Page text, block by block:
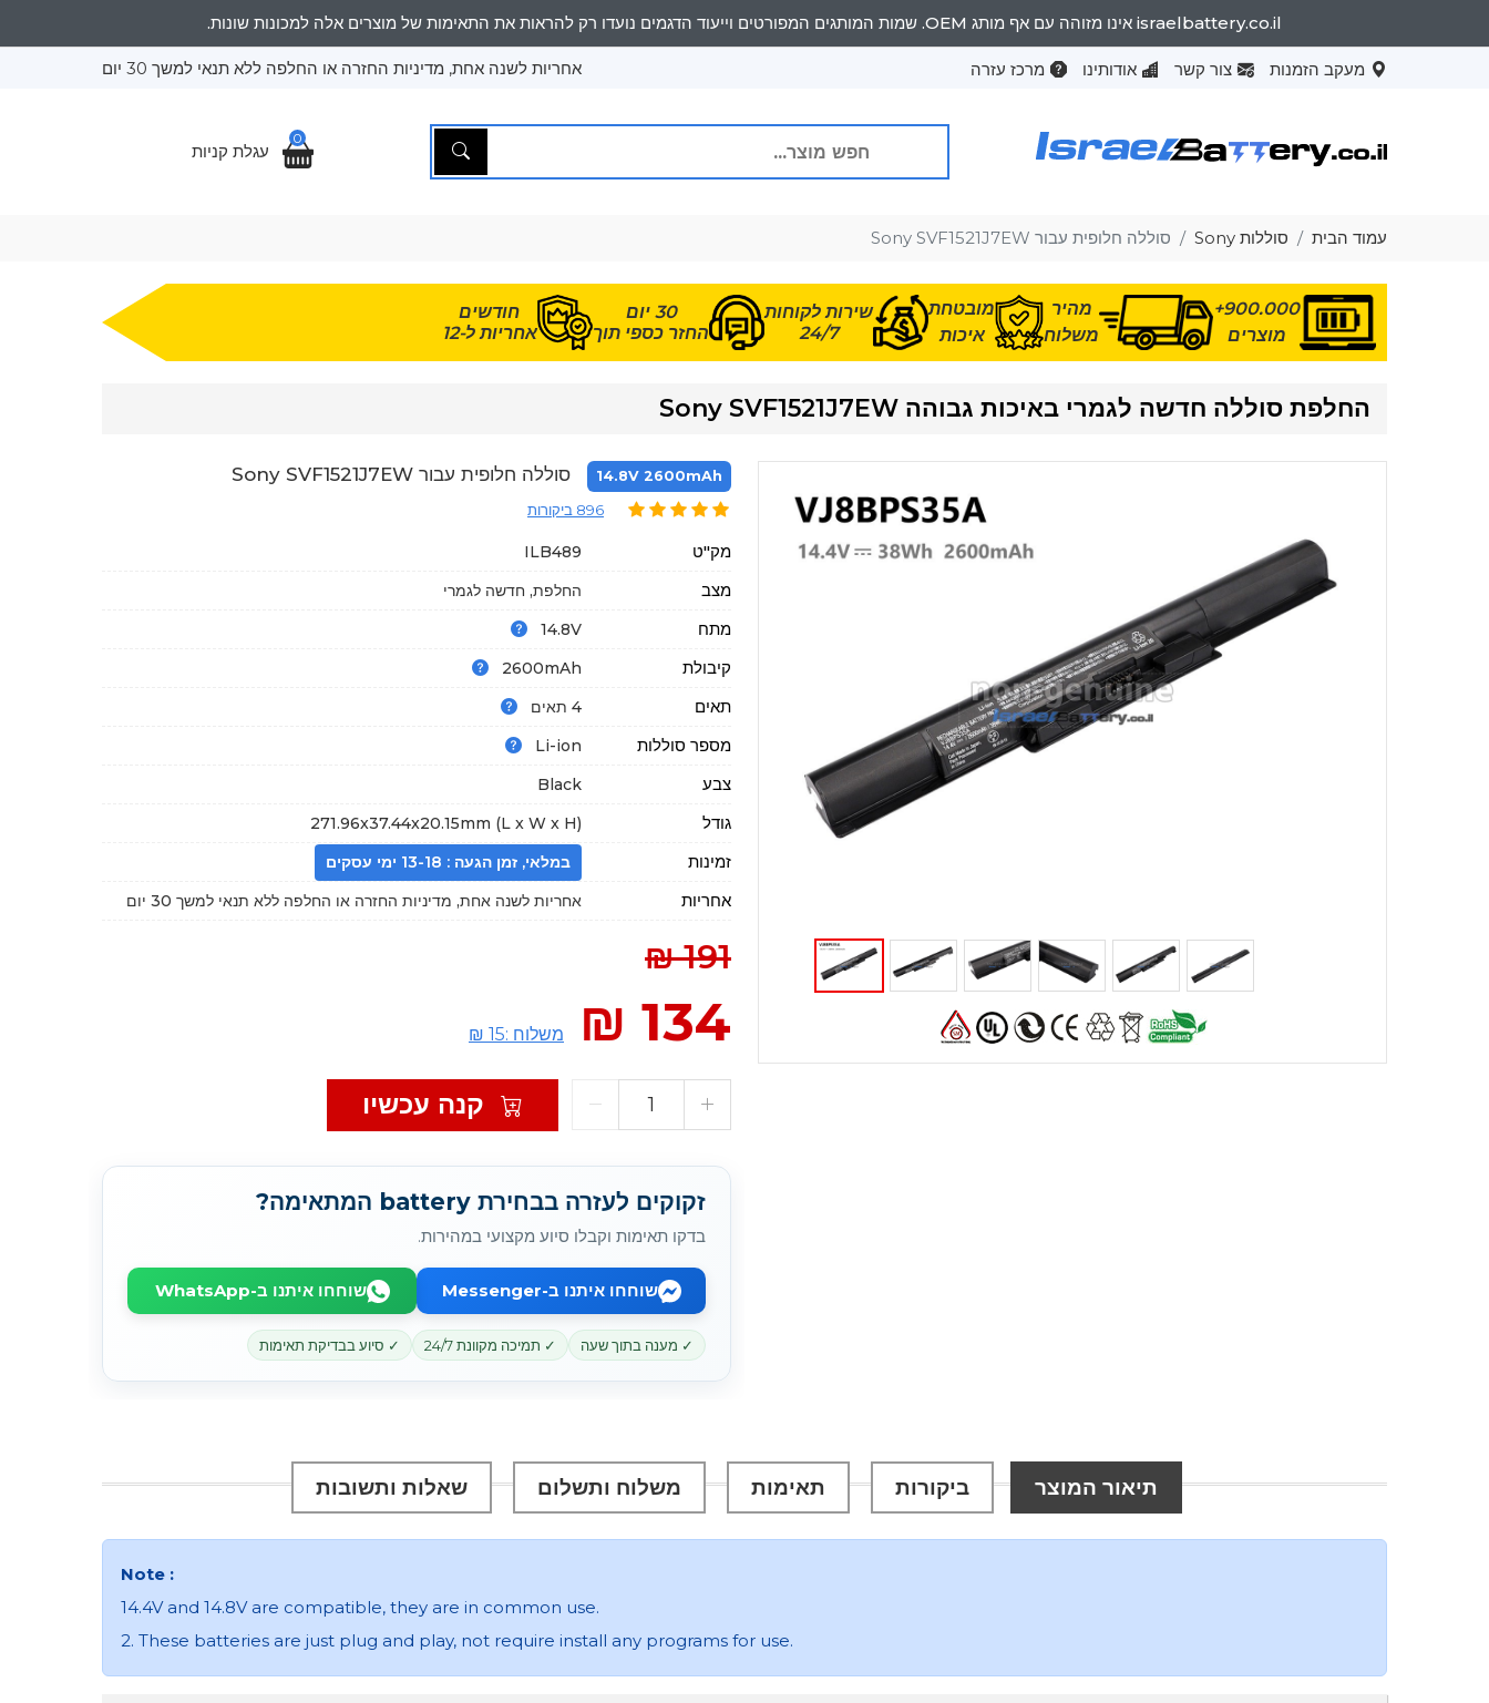
israelbattery.co.il אינו מזוהה עם אף מותג OEM. שמות המותגים המפורטים וייעוד הדגמים נועדו רק להראות את התאימות של מוצרים אלה למכונות שונות.
מעקב הזמנות צור קשר אודותינו מרכז עזרה אחריות לשנה אחת, מדיניות החזרה או החלפה ללא תנאי למשך 30 יום
0
עגלת קניות
עמוד הבית סוללות Sony סוללה חלופית עבור Sony SVF1521J7EW
900.000+
מוצרים
מהיר
משלוח
מובטחת
איכות
שירות לקוחות
24/7
30 יום
החזר כספי תוך
חודשים
אחריות ל-12
החלפת סוללה חדשה לגמרי באיכות גבוהה Sony SVF1521J7EW
14.8V 2600mAh סוללה חלופית עבור Sony SVF1521J7EW
896 ביקורות
מק"ט ILB489
מצב החלפת, חדשה לגמרי
מתח 14.8V
קיבולת 2600mAh
תאים 4 תאים
מספר סוללות Li-ion
צבע Black
גודל 271.96x37.44x20.15mm (L x W x H)
זמינות במלאי, זמן הגעה : 13-18 ימי עסקים
אחריות אחריות לשנה אחת, מדיניות החזרה או החלפה ללא תנאי למשך 30 יום
191 ₪
134 ₪ משלוח :15 ₪
זקוקים לעזרה בבחירת battery המתאימה?
בדקו תאימות וקבלו סיוע מקצועי במהירות.
שוחחו איתנו ב-Messenger שוחחו איתנו ב-WhatsApp
✓ מענה בתוך שעה ✓ תמיכה מקוונת 24/7 ✓ סיוע בבדיקת תאימות
תיאור המוצר ביקורות תאימות משלוח ותשלום שאלות ותשובות
Note :
14.4V and 14.8V are compatible, they are in common use.
2. These batteries are just plug and play, not require install any programs for use.